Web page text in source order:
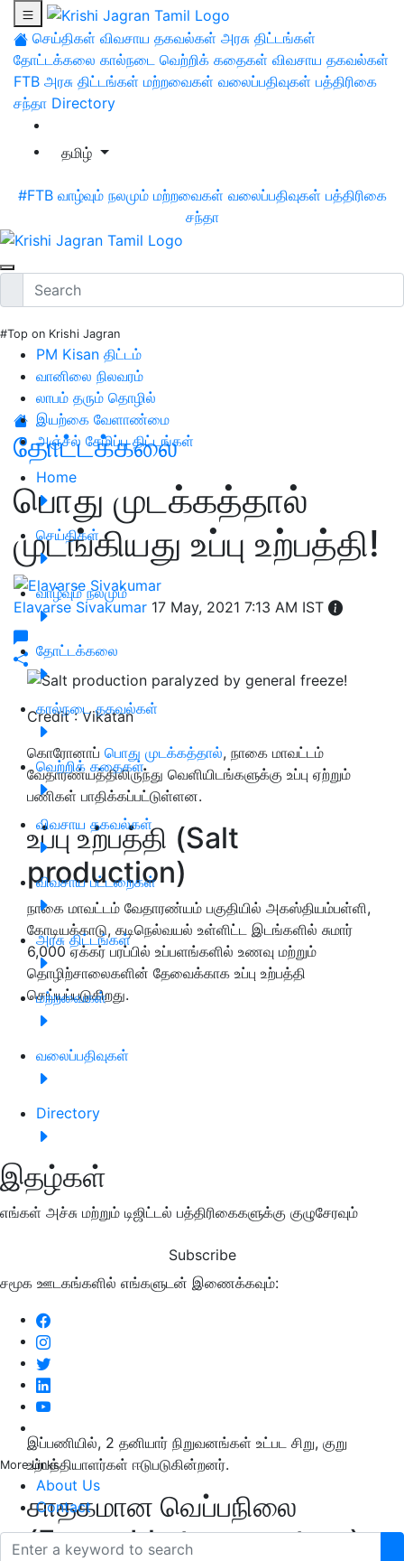
செய்திகள் விவசாய தகவல்கள் அரசு திட்டங்கள்
தோட்டக்கலை கால்நடை வெற்றிக் கதைகள் விவசாய தகவல்கள்
FTB அரசு திட்டங்கள் மற்றவைகள் வலைப்பதிவுகள் பத்திரிகை
சந்தா Directory
தமிழ்
#FTB வாழ்வும் நலமும் மற்றவைகள் வலைப்பதிவுகள் பத்திரிகை
சந்தா
#Top on Krishi Jagran
PM Kisan திட்டம்
வானிலை நிலவரம்
லாபம் தரும் தொழில்
இயற்கை வேளாண்மை
அஞ்சல் சேமிப்பு திட்டங்கள்
Home
செய்திகள்
வாழ்வும் நலமும்
தோட்டக்கலை
கால்நடை தகவல்கள்
வெற்றிக் கதைகள்
விவசாய தகவல்கள்
விவசாய பட்டறைகள்
அரசு திட்டங்கள்
மற்றவைகள்
வலைப்பதிவுகள்
Directory
இதழ்கள்
எங்கள் அச்சு மற்றும் டிஜிட்டல் பத்திரிகைகளுக்கு குழுசேரவும்
Subscribe
சமூக ஊடகங்களில் எங்களுடன் இணைக்கவும்:
More Links
About Us
Contact
தோட்டக்கலை
பொது முடக்கத்தால்
முடங்கியது உப்பு உற்பத்தி!
Elavarse Sivakumar 17 May, 2021 7:13 AM IST
Credit : Vikatan
கொரோனாப் பொது முடக்கத்தால், நாகை மாவட்டம்
வேதாரண்யத்திலிருந்து வெளியிடங்களுக்கு உப்பு ஏற்றும்
பணிகள் பாதிக்கப்பட்டுள்ளன.
உப்பு உற்பத்தி (Salt
production)
நாகை மாவட்டம் வேதாரண்யம் பகுதியில் அகஸ்தியம்பள்ளி,
கோடியக்காடு, கடிநெல்வயல் உள்ளிட்ட இடங்களில் சுமார்
6,000 ஏக்கர் பரப்பில் உப்பளங்களில் உணவு மற்றும்
தொழிற்சாலைகளின் தேவைக்காக உப்பு உற்பத்தி
செய்யப்படுகிறது.
இப்பணியில், 2 தனியார் நிறுவனங்கள் உட்பட சிறு, குறு
உற்பத்தியாளர்கள் ஈடுபடுகின்றனர்.
சாதகமான வெப்பநிலை
(Favorable temperature)